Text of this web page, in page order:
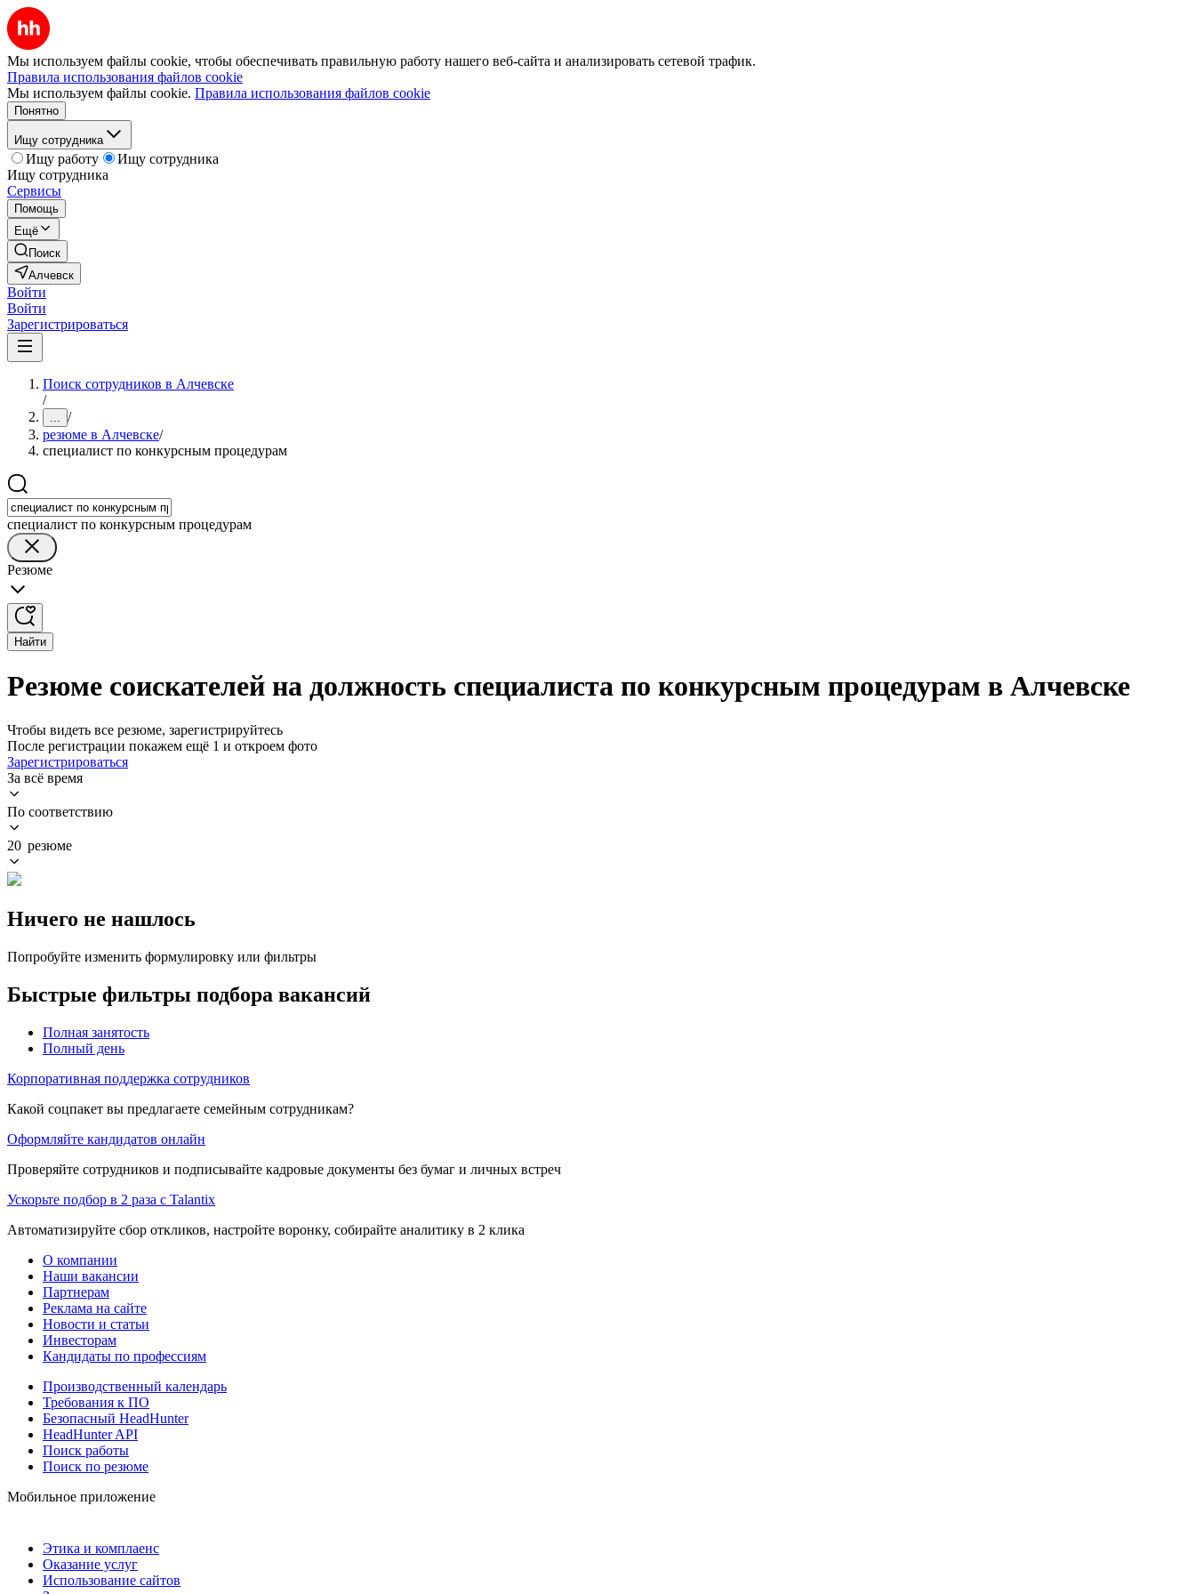
Мы используем файлы cookie, чтобы обеспечивать правильную работу нашего веб-сайта и анализировать сетевой трафик.
Правила использования файлов cookie
Мы используем файлы cookie. Правила использования файлов cookie
Понятно
Ищу сотрудника
Ищу работу
Ищу сотрудника
Ищу сотрудника
Сервисы
Помощь
Ещё
Поиск
Алчевск
Войти
Войти
Зарегистрироваться
Поиск сотрудников в Алчевске
/
... /
резюме в Алчевске/
специалист по конкурсным процедурам
специалист по конкурсным процедурам
Резюме
Найти
Резюме соискателей на должность специалиста по конкурсным процедурам в Алчевске
Чтобы видеть все резюме, зарегистрируйтесь
После регистрации покажем ещё 1 и откроем фото
Зарегистрироваться
За всё время
По соответствию
20 резюме
Ничего не нашлось
Попробуйте изменить формулировку или фильтры
Быстрые фильтры подбора вакансий
Полная занятость
Полный день
Корпоративная поддержка сотрудников
Какой соцпакет вы предлагаете семейным сотрудникам?
Оформляйте кандидатов онлайн
Проверяйте сотрудников и подписывайте кадровые документы без бумаг и личных встреч
Ускорьте подбор в 2 раза с Talantix
Автоматизируйте сбор откликов, настройте воронку, собирайте аналитику в 2 клика
О компании
Наши вакансии
Партнерам
Реклама на сайте
Новости и статьи
Инвесторам
Кандидаты по профессиям
Производственный календарь
Требования к ПО
Безопасный HeadHunter
HeadHunter API
Поиск работы
Поиск по резюме
Мобильное приложение
Этика и комплаенс
Оказание услуг
Использование сайтов